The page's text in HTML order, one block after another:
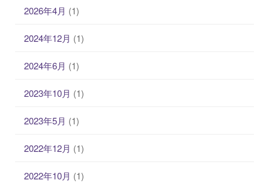
2026年4月 (1)
2024年12月 (1)
2024年6月 (1)
2023年10月 (1)
2023年5月 (1)
2022年12月 (1)
2022年10月 (1)